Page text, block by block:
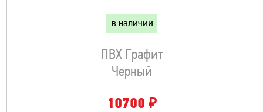
в наличии
ПВХ Графит
Черный
10700 ₽